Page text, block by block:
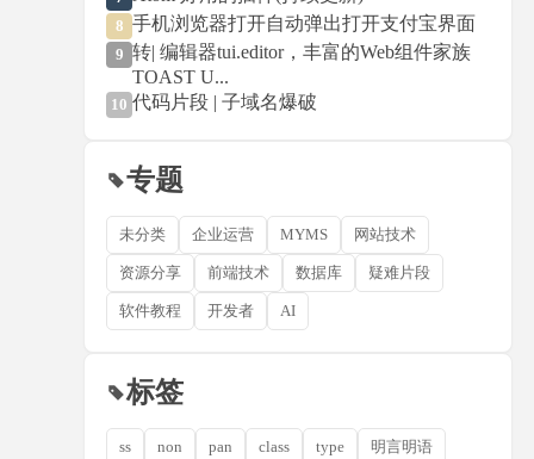
8 手机浏览器打开自动弹出打开支付宝界面
9 转| 编辑器tui.editor，丰富的Web组件家族
TOAST U...
10 代码片段 | 子域名爆破
专题
未分类 企业运营 MYMS 网站技术
资源分享 前端技术 数据库 疑难片段
软件教程 开发者 AI
标签
ss non pan class type 明言明语